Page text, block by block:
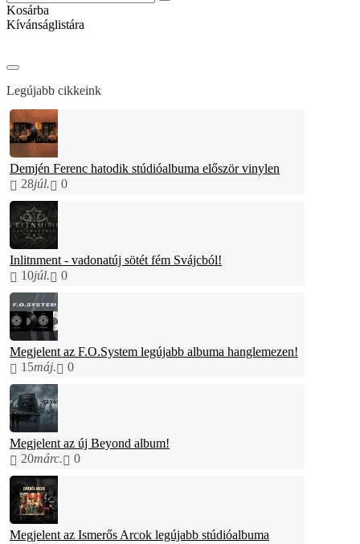
Kosárba
Kívánságlistára
Legújabb cikkeink
Demjén Ferenc hatodik stúdióalbuma először vinylen
28júl. 0
Inlitnment - vadonatúj sötét fém Svájcból!
10júl. 0
Megjelent az F.O.System legújabb albuma hanglemezen!
15máj. 0
Megjelent az új Beyond album!
20márc. 0
Megjelent az Ismerős Arcok legújabb stúdióalbuma